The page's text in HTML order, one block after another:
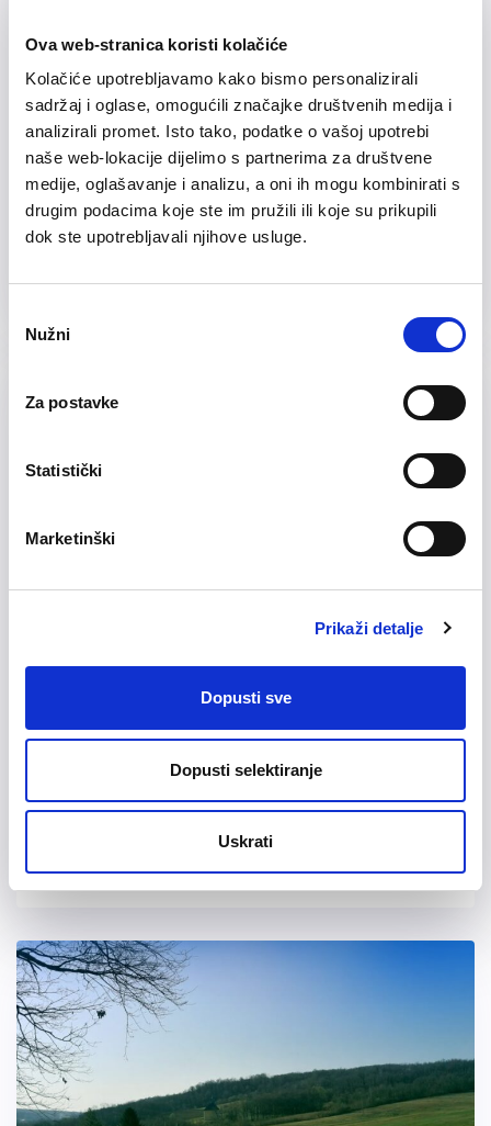
Ova web-stranica koristi kolačiće
Kolačiće upotrebljavamo kako bismo personalizirali
sadržaj i oglase, omogućili značajke društvenih medija i
analizirali promet. Isto tako, podatke o vašoj upotrebi
naše web-lokacije dijelimo s partnerima za društvene
medije, oglašavanje i analizu, a oni ih mogu kombinirati s
drugim podacima koje ste im pružili ili koje su prikupili
dok ste upotrebljavali njihove usluge.
pristanka
Nužni
Za postavke
Statistički
Marketinški
Prikaži detalje
Dopusti sve
Dopusti selektiranje
Uskrati
19/06/2019
Obveza izdavanja e-računa od
01.07.2019.
Pratite nas i na Facebook
stranici!